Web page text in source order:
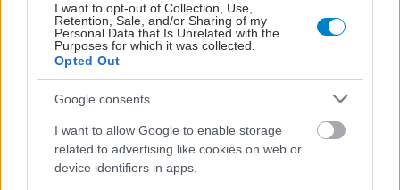
I want to opt-out of Collection, Use,
Retention, Sale, and/or Sharing of my
Personal Data that Is Unrelated with the
Purposes for which it was collected.
Opted Out
Google consents
I want to allow Google to enable storage
related to advertising like cookies on web or
device identifiers in apps.